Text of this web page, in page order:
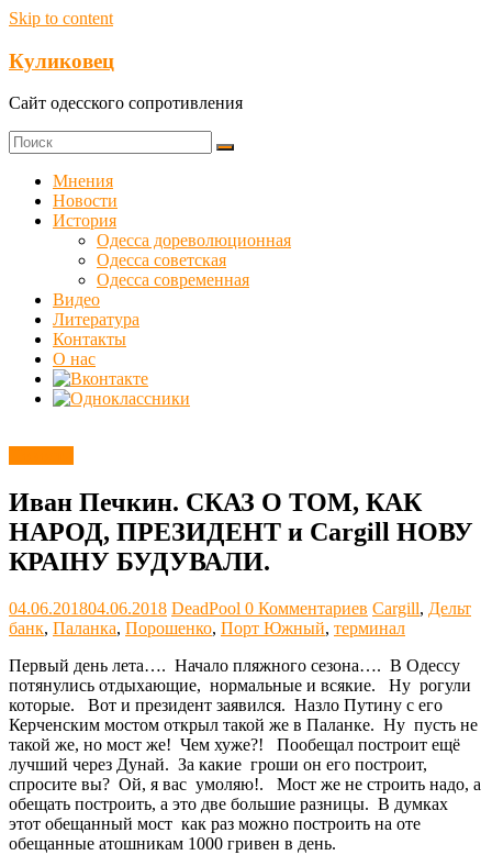
Skip to content
Куликовец
Сайт одесского сопротивления
Мнения
Новости
История
Одесса дореволюционная
Одесса советская
Одесса современная
Видео
Литература
Контакты
О нас
Иван Печкин. СКАЗ О ТОМ, КАК
НАРОД, ПРЕЗИДЕНТ и Cargill НОВУ
КРАIНУ БУДУВАЛИ.
04.06.201804.06.2018 DeadPool 0 Комментариев Cargill, Дельт
банк, Паланка, Порошенко, Порт Южный, терминал
Первый день лета…. Начало пляжного сезона…. В Одессу
потянулись отдыхающие, нормальные и всякие. Ну рогули
которые. Вот и президент заявился. Назло Путину с его
Керченским мостом открыл такой же в Паланке. Ну пусть не
такой же, но мост же! Чем хуже?! Пообещал построит ещё
лучший через Дунай. За какие гроши он его построит,
спросите вы? Ой, я вас умоляю!. Мост же не строить надо, а
обещать построить, а это две большие разницы. В думках
этот обещанный мост как раз можно построить на оте
обещанные атошникам 1000 гривен в день.